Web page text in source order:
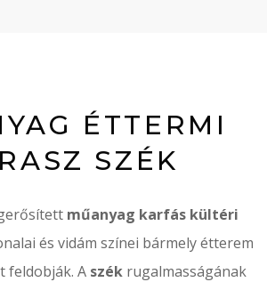
ÉTTERMI
SZÉK
műanyag karfás kültéri
és vidám színei bármely étterem
feldobják. A szék rugalmasságának